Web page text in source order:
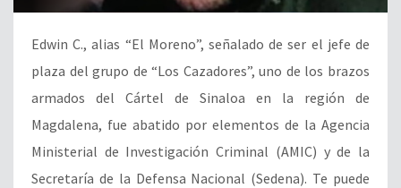
Edwin C., alias “El Moreno”, señalado de ser el jefe de
plaza del grupo de “Los Cazadores”, uno de los brazos
armados del Cártel de Sinaloa en la región de
Magdalena, fue abatido por elementos de la Agencia
Ministerial de Investigación Criminal (AMIC) y de la
Secretaría de la Defensa Nacional (Sedena). Te puede